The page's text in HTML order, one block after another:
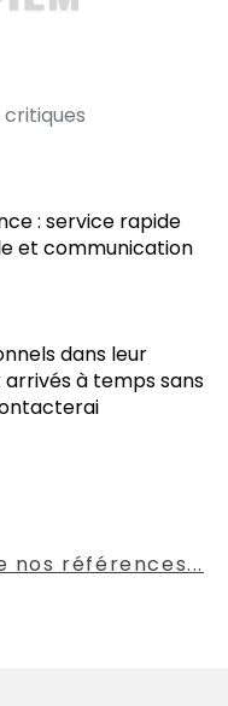
: service rapide
et communication
dans leur
à temps sans
nos références...